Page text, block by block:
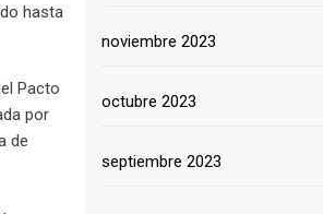
hasta
Pacto
por
de
noviembre 2023
octubre 2023
septiembre 2023